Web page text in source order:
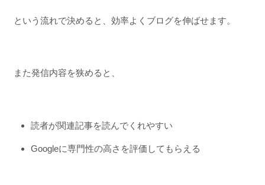
という流れで決めると、効率よくブログを伸ばせます。
また発信内容を狭めると、
読者が関連記事を読んでくれやすい
Googleに専門性の高さを評価してもらえる